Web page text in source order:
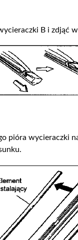
B i zdjąć
pióra wycieraczki